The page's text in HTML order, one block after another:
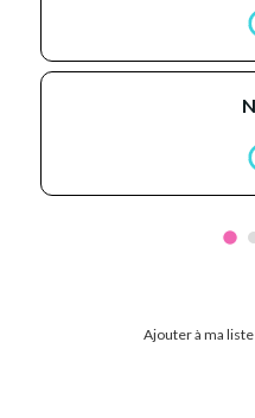
Ajouter à ma liste